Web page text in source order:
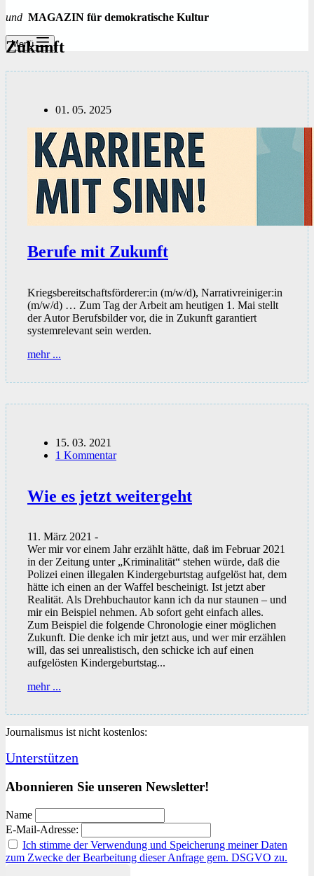
und MAGAZIN für demokratische Kultur
Menü
Zukunft
01. 05. 2025
Berufe mit Zukunft
Kriegsbereitschaftsförderer:in (m/w/d), Narrativreiniger:in
(m/w/d) … Zum Tag der Arbeit am heutigen 1. Mai stellt
der Autor Berufsbilder vor, die in Zukunft garantiert
systemrelevant sein werden.
mehr ...
15. 03. 2021
1 Kommentar
Wie es jetzt weitergeht
11. März 2021 -
Wer mir vor einem Jahr erzählt hätte, daß im Februar 2021
in der Zeitung unter „Kriminalität“ stehen würde, daß die
Polizei einen illegalen Kindergeburtstag aufgelöst hat, dem
hätte ich einen an der Waffel bescheinigt. Ist jetzt aber
Realität. Als Drehbuchautor kann ich da nur staunen – und
mir ein Beispiel nehmen. Ab sofort geht einfach alles.
Zum Beispiel die folgende Chronologie einer möglichen
Zukunft. Die denke ich mir jetzt aus, und wer mir erzählen
will, das sei unrealistisch, den schicke ich auf einen
aufgelösten Kindergeburtstag...
mehr ...
jetzt
Journalismus ist nicht kostenlos:
Unterstützen
Abonnieren Sie unseren Newsletter!
Name
E-Mail-Adresse:
Ich stimme der Verwendung und Speicherung meiner Daten
zum Zwecke der Bearbeitung dieser Anfrage gem. DSGVO zu.